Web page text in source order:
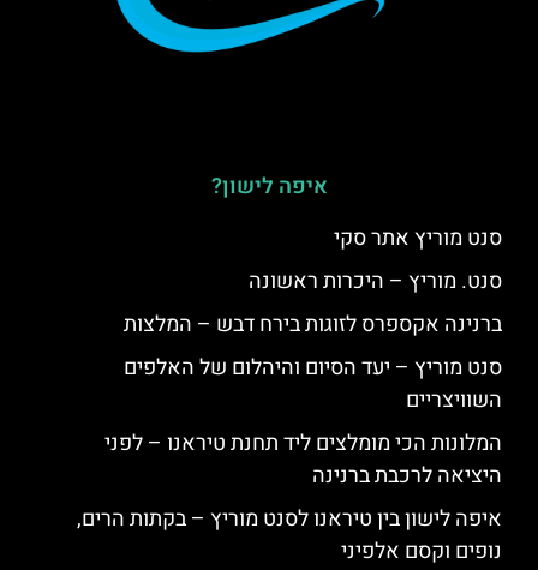
איפה לישון?
סנט מוריץ אתר סקי
סנט. מוריץ – היכרות ראשונה
ברנינה אקספרס לזוגות בירח דבש – המלצות
סנט מוריץ – יעד הסיום והיהלום של האלפים
השוויצריים
המלונות הכי מומלצים ליד תחנת טיראנו – לפני
היציאה לרכבת ברנינה
איפה לישון בין טיראנו לסנט מוריץ – בקתות הרים,
נופים וקסם אלפיני